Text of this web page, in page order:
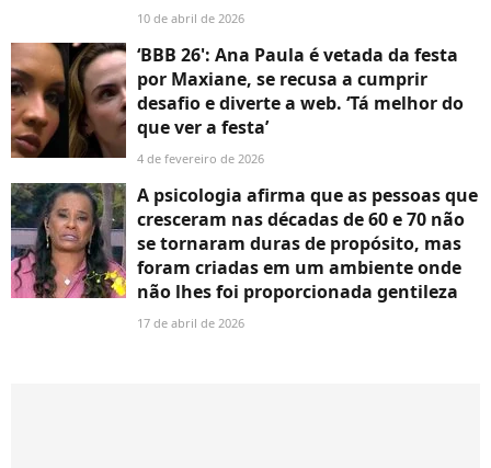
10 de abril de 2026
‘BBB 26': Ana Paula é vetada da festa
por Maxiane, se recusa a cumprir
desafio e diverte a web. ‘Tá melhor do
que ver a festa’
4 de fevereiro de 2026
A psicologia afirma que as pessoas que
cresceram nas décadas de 60 e 70 não
se tornaram duras de propósito, mas
foram criadas em um ambiente onde
não lhes foi proporcionada gentileza
17 de abril de 2026